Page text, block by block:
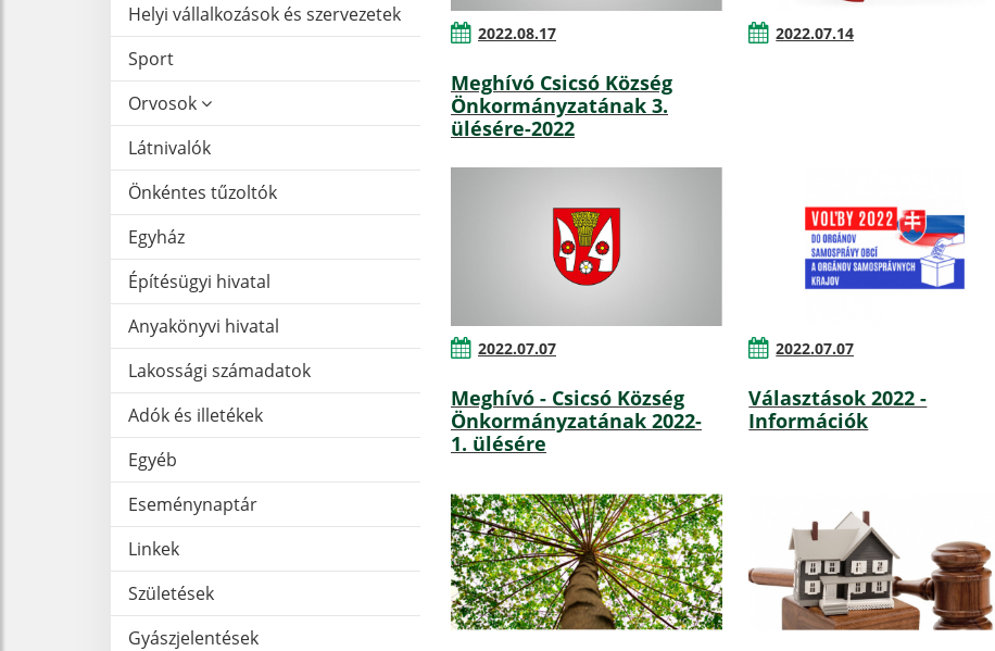
Helyi vállalkozások és szervezetek
Sport
Orvosok
Látnivalók
Önkéntes tűzoltók
Egyház
Építésügyi hivatal
Anyakönyvi hivatal
Lakossági számadatok
Adók és illetékek
Egyéb
Eseménynaptár
Linkek
Születések
Gyászjelentések
2022.08.17
Meghívó Csicsó Község
Önkormányzatának 3.
ülésére-2022
2022.07.14
2022.07.07
Meghívó - Csicsó Község
Önkormányzatának 2022-
1. ülésére
2022.07.07
Választások 2022 -
Információk